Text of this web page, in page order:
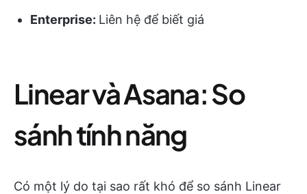
Enterprise: Liên hệ để biết giá
Linear và Asana: So
sánh tính năng
Có một lý do tại sao rất khó để so sánh Linear